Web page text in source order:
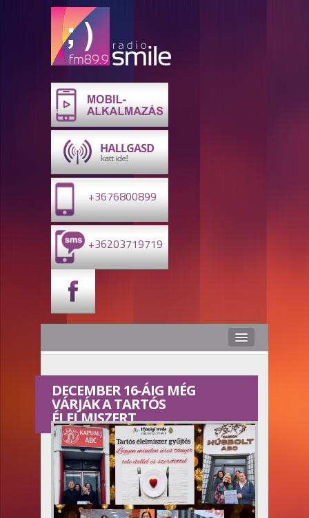
+3676800899
+36203719719
Rólunk
Médiaajánlat
Stáb
Kapcsolat
Hasznos
DECEMBER 16-ÁIG MÉG
VÁRJÁK A TARTÓS
ÉLELMISZERT